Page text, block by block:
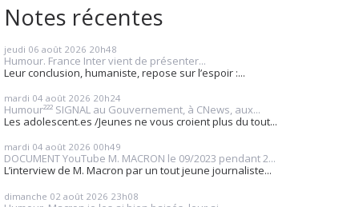
Notes récentes
jeudi 06 août 2026 20h48
Humour. France Inter vient de présenter...
Leur conclusion, humaniste, repose sur l’espoir :...
mardi 04 août 2026 20h24
Humour²²² SIGNAL au Gouvernement, à CNews, aux...
Les adolescent.es /Jeunes ne vous croient plus du tout...
mardi 04 août 2026 00h49
DOCUMENT YouTube M. MACRON le 09/2023 pendant 2...
L’interview de M. Macron par un tout jeune journaliste...
dimanche 02 août 2026 23h08